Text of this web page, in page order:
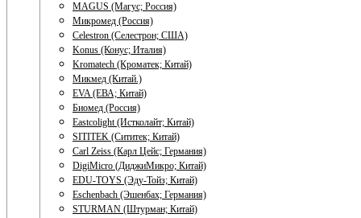
MAGUS (Магус; Россия)
Микромед (Россия)
Celestron (Селестрон; США)
Konus (Конус; Италия)
Kromatech (Кроматек; Китай)
Микмед (Китай.)
EVA (ЕВА; Китай)
Биомед (Россия)
Eastcolight (Истколайт; Китай)
SITITEK (Сититек; Китай)
Carl Zeiss (Карл Цейс; Германия)
DigiMicro (ДиджиМикро; Китай)
EDU-TOYS (Эду-Тойз; Китай)
Eschenbach (Эшенбах; Германия)
STURMAN (Штурман; Китай)